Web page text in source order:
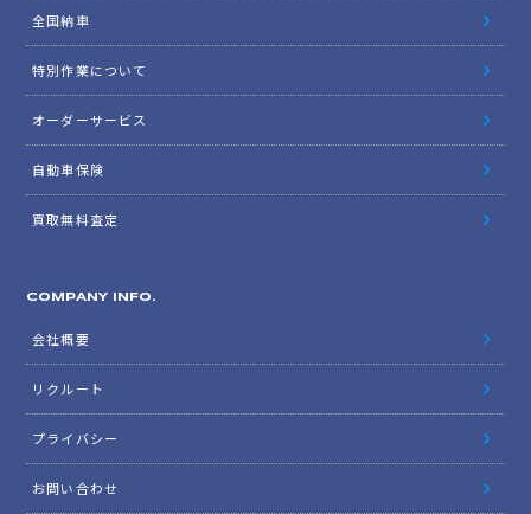
全国納車
特別作業について
オーダーサービス
自動車保険
買取無料査定
COMPANY INFO.
会社概要
リクルート
プライバシー
お問い合わせ